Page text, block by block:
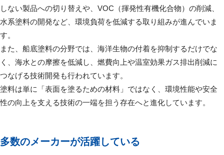
しない製品への切り替えや、VOC（揮発性有機化合物）の削減、
水系塗料の開発など、環境負荷を低減する取り組みが進んでいま
す。
また、船底塗料の分野では、海洋生物の付着を抑制するだけでな
く、海水との摩擦を低減し、燃費向上や温室効果ガス排出削減に
つなげる技術開発も行われています。
塗料は単に「表面を塗るための材料」ではなく、環境性能や安全
性の向上を支える技術の一端を担う存在へと進化しています。
多数のメーカーが活躍している